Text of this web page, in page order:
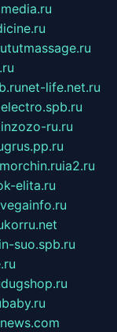
tutmassage.ru
net-life.net.ru
ru.ru
ia2.ru
elita.ru
korru.net
suo.spb.ru
dugshop.ru